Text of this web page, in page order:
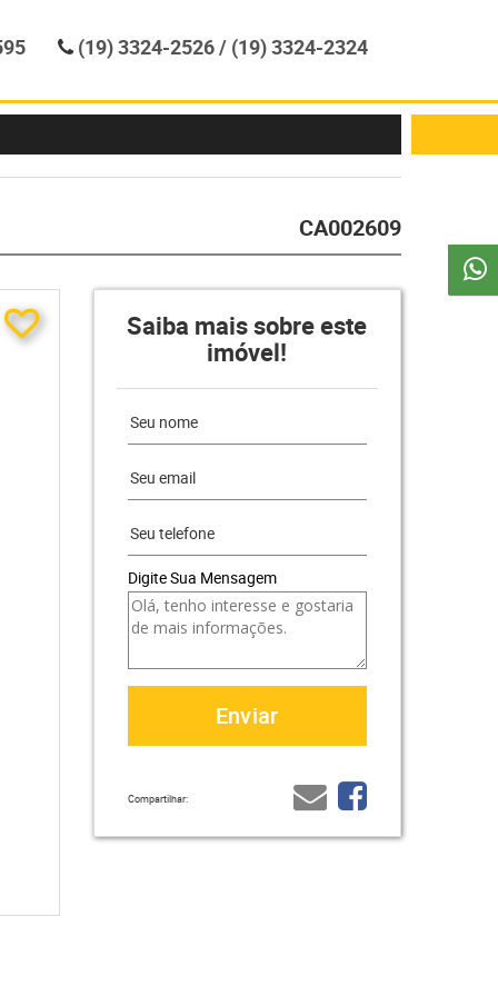
(19) 3324-2526 / (19) 3324-2324
CA002609
Saiba mais sobre este
imóvel!
Digite Sua Mensagem
Compartilhar: